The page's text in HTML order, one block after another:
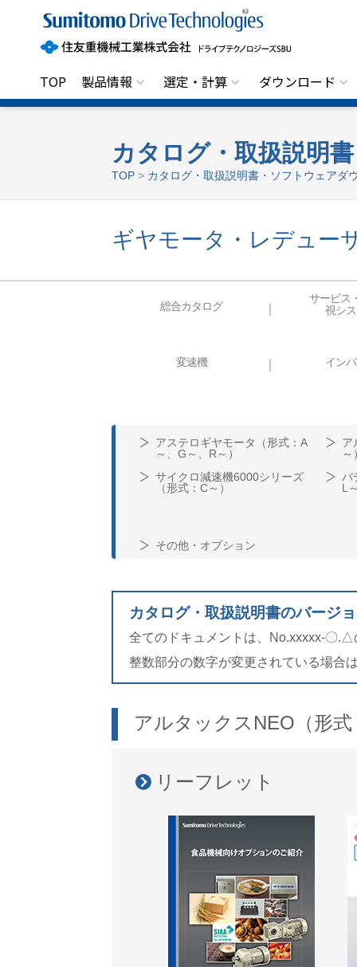
住
友
重
機
工
業
株
ー
TOP 製品情報 選定・計算 ダウンロード
カタログ・取扱説明
TOP > カタログ・取扱説明書・ソフトウェアダ
ギヤモータ・レデュー
総合カタログ
サービス
視シ
変速機 イン
アステロギヤモータ（形式：A
～、G～、R～）
ア
～
サイクロ減速機6000シリーズ
（形式：C～）
バ
L
その他・オプション
カタログ・取扱説明書のバージ
全てのドキュメントは、No.xxxxx-〇
整数部分の数字が変更されている場合
アルタックスNEO（形式
リーフレット